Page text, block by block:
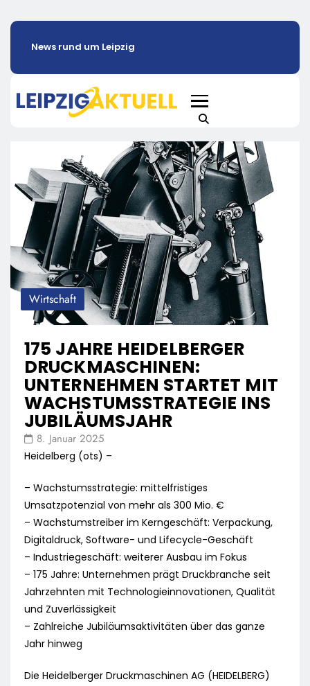
News rund um Leipzig
Wirtschaft
175 JAHRE HEIDELBERGER
DRUCKMASCHINEN:
UNTERNEHMEN STARTET MIT
WACHSTUMSSTRATEGIE INS
JUBILÄUMSJAHR
8. Januar 2025
Heidelberg (ots) –
– Wachstumsstrategie: mittelfristiges
Umsatzpotenzial von mehr als 300 Mio. €
– Wachstumstreiber im Kerngeschäft: Verpackung,
Digitaldruck, Software- und Lifecycle-Geschäft
– Industriegeschäft: weiterer Ausbau im Fokus
– 175 Jahre: Unternehmen prägt Druckbranche seit
Jahrzehnten mit Technologieinnovationen, Qualität
und Zuverlässigkeit
– Zahlreiche Jubiläumsaktivitäten über das ganze
Jahr hinweg
Die Heidelberger Druckmaschinen AG (HEIDELBERG)